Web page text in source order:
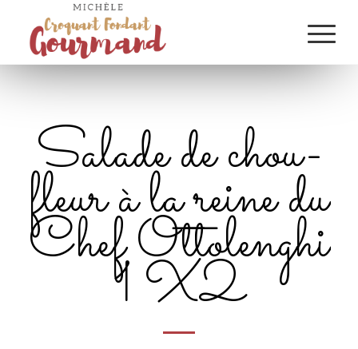
Salade de chou-
fleur à la reine du
Chef Ottolenghi
1 X2